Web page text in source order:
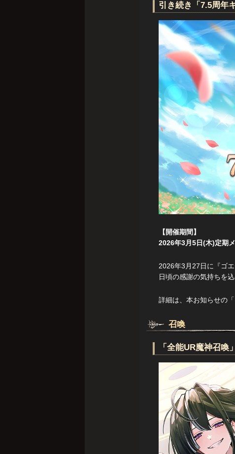
引き続き「7.5周年
【開催期間】
2026年3月5日(木)定期
2026年3月27日に『ゴ
日頃の感謝の気持ちを
詳細は、本お知らせの
召喚
「全能UR魔神召喚